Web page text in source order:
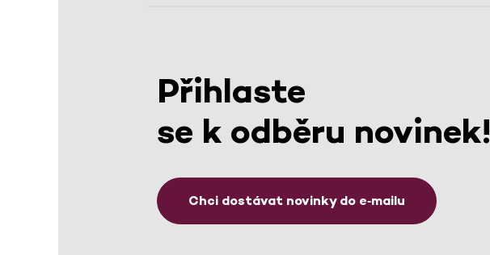
Přihlaste
se k odběru novinek!
Chci dostávat novinky do e‑mailu